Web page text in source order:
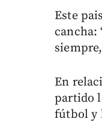
Este
cancha:
En
partido
fútbol y